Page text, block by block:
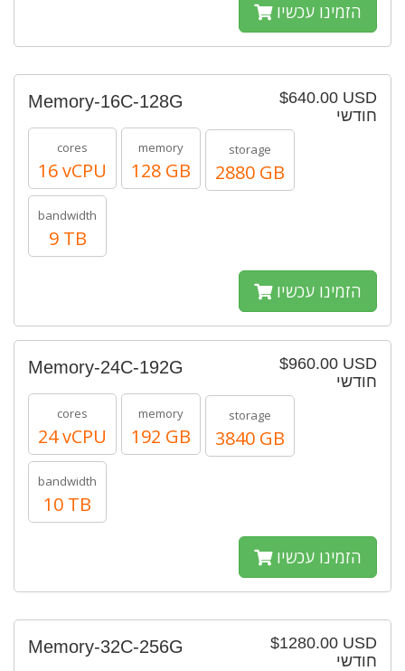
הזמינו עכשיו
$640.00 USD
חודשי
Memory-16C-128G
cores
16 vCPU
memory
128 GB
storage
2880 GB
bandwidth
9 TB
הזמינו עכשיו
$960.00 USD
חודשי
Memory-24C-192G
cores
24 vCPU
memory
192 GB
storage
3840 GB
bandwidth
10 TB
הזמינו עכשיו
$1280.00 USD
חודשי
Memory-32C-256G